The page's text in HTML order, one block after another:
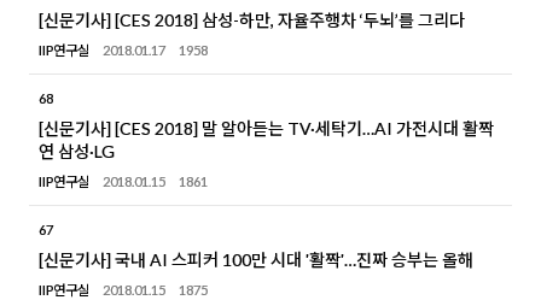
[신문기사] [CES 2018] 삼성-하만, 자율주행차 ‘두뇌’를 그리다
IIP연구실 2018.01.17 1958
68
[신문기사] [CES 2018] 말 알아듣는 TV·세탁기…AI 가전시대 활짝
연 삼성·LG
IIP연구실 2018.01.15 1861
67
[신문기사] 국내 AI 스피커 100만 시대 '활짝'…진짜 승부는 올해
IIP연구실 2018.01.15 1875